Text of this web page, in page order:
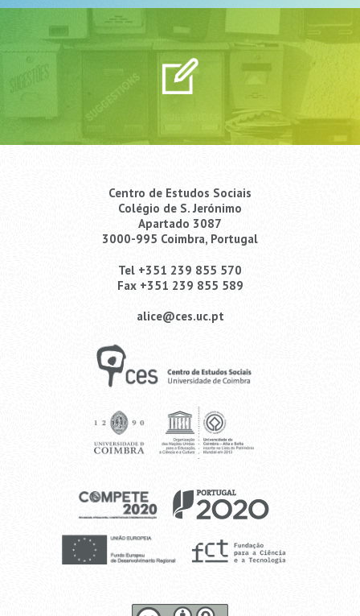
Centro de Estudos Sociais
Colégio de S. Jerónimo
Apartado 3087
3000-995 Coimbra, Portugal
Tel +351 239 855 570
Fax +351 239 855 589
alice@ces.uc.pt